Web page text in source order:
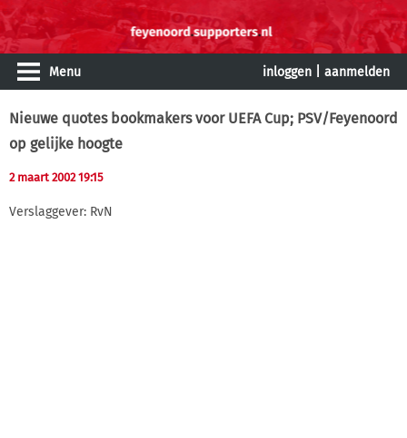
Menu inloggen aanmelden
Nieuwe quotes bookmakers voor UEFA Cup; PSV/Feyenoord
op gelijke hoogte
2 maart 2002 19:15
Verslaggever: RvN